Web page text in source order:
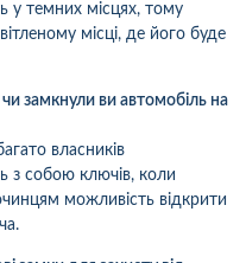
у темних місцях, тому
місці, де його буде
замкнули ви автомобіль на
власників
з собою ключів, коли
можливість відкрити